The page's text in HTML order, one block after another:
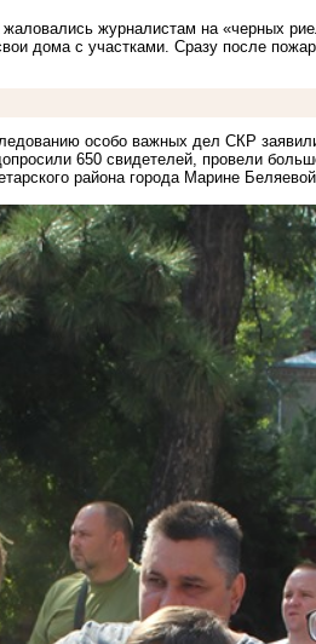
жаловались журналистам на «черных
дома с участками. Сразу после
особо важных дел СКР
650 свидетелей, провели
района города Марине